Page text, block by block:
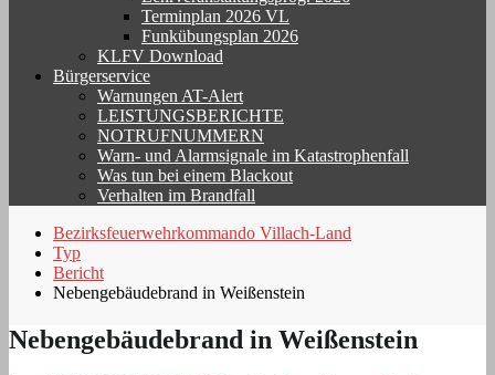
Terminplan 2026 VL
Funkübungsplan 2026
KLFV Download
Bürgerservice
Warnungen AT-Alert
LEISTUNGSBERICHTE
NOTRUFNUMMERN
Warn- und Alarmsignale im Katastrophenfall
Was tun bei einem Blackout
Verhalten im Brandfall
Bezirksfeuerwehrkommando Villach-Land
Typ
Bericht
Nebengebäudebrand in Weißenstein
Nebengebäudebrand in Weißenstein